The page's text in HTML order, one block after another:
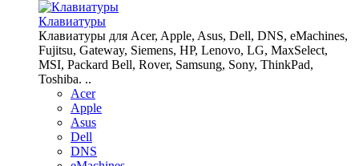
Клавиатуры
Клавиатуры для Acer, Apple, Asus, Dell, DNS, eMachines,
Fujitsu, Gateway, Siemens, HP, Lenovo, LG, MaxSelect,
MSI, Packard Bell, Rover, Samsung, Sony, ThinkPad,
Toshiba. ..
Acer
Apple
Asus
Dell
DNS